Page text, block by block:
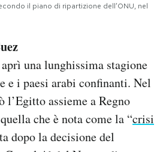
il piano di ripartizione dell’ONU, nel
una lunghissima stagione
e i paesi arabi confinanti. Nel
l’Egitto assieme a Regno
che è nota come la “crisi
dopo la decisione del